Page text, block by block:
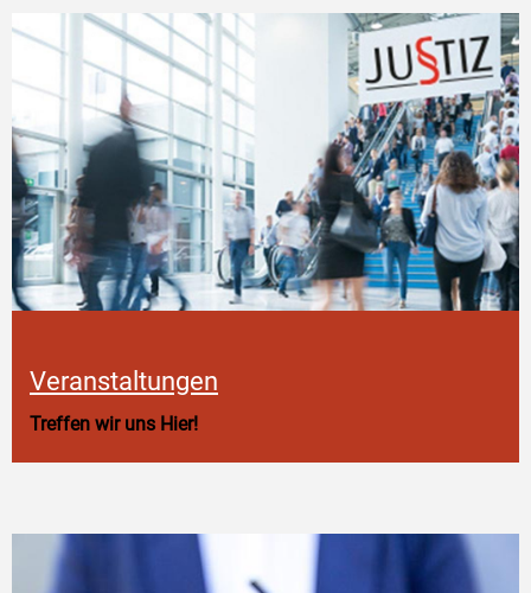
Veranstaltungen
Treffen wir uns Hier!